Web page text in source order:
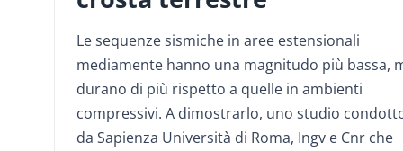
Le sequenze sismiche in aree estensionali
mediamente hanno una magnitudo più bassa,
durano di più rispetto a quelle in ambienti
compressivi. A dimostrarlo, uno studio
da Sapienza Università di Roma, Ingv e Cnr che